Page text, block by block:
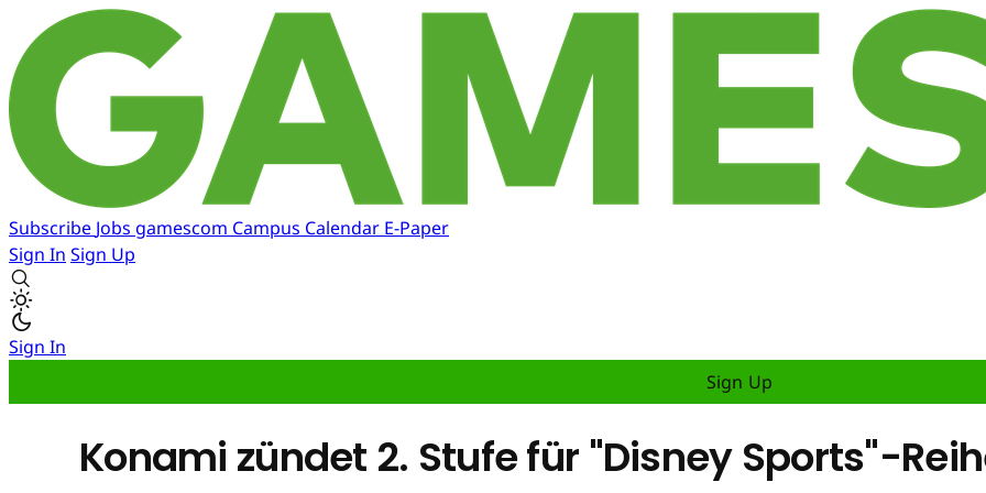
Subscribe Jobs gamescom Campus Calendar E-Paper
Sign In Sign Up
Sign In
Sign Up
Konami zündet 2. Stufe für "Disney Sports"-